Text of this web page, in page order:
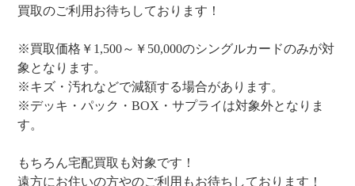
買取のご利用お待ちしております！
※買取価格￥1,500～￥50,000のシングルカードのみが対
象となります。
※キズ・汚れなどで減額する場合があります。
※デッキ・パック・BOX・サプライは対象外となりま
す。
もちろん宅配買取も対象です！
遠方にお住いの方やのご利用もお待ちしております！